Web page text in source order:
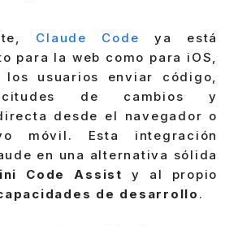
Claude Code ya está
para la web como para iOS,
los usuarios enviar código,
de cambios y
desde el navegador o
móvil. Esta integración
en una alternativa sólida
Code Assist y al propio
de desarrollo .